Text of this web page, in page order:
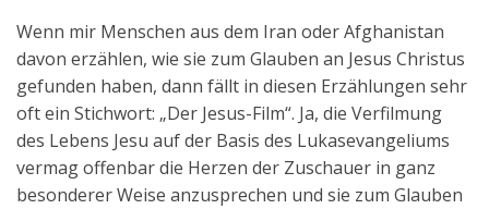
Geistliches Wort
Termine
Aktuelles
Kontakt
Wenn mir Menschen aus dem Iran oder Afghanistan
davon erzählen, wie sie zum Glauben an Jesus Christus
gefunden haben, dann fällt in diesen Erzählungen sehr
oft ein Stichwort: „Der Jesus-Film“. Ja, die Verfilmung
des Lebens Jesu auf der Basis des Lukasevangeliums
vermag offenbar die Herzen der Zuschauer in ganz
besonderer Weise anzusprechen und sie zum Glauben